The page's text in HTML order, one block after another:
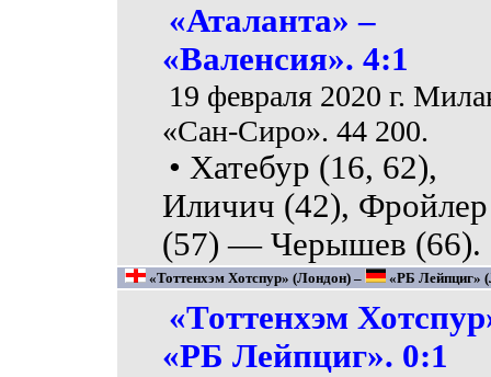
«Аталанта» –
«Валенсия». 4:1
19 февраля 2020 г.
«Сан-Сиро». 44 200.
• Хатебур (16, 62),
Иличич (42), Фройлер
(57) — Черышев (66).
«Тоттенхэм Хотспур» (Лондон) – «РБ Лейпциг»
«Тоттенхэм
«РБ Лейпциг». 0:1